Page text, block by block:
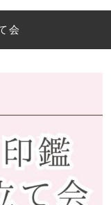
会